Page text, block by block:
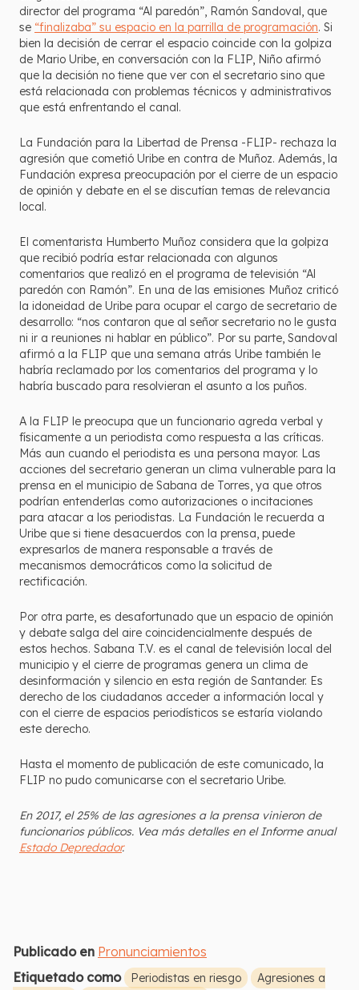
director del programa “Al paredón”, Ramón Sandoval, que
se “finalizaba” su espacio en la parrilla de programación. Si
bien la decisión de cerrar el espacio coincide con la golpiza
de Mario Uribe, en conversación con la FLIP, Niño afirmó
que la decisión no tiene que ver con el secretario sino que
está relacionada con problemas técnicos y administrativos
que está enfrentando el canal.
La Fundación para la Libertad de Prensa -FLIP- rechaza la
agresión que cometió Uribe en contra de Muñoz. Además, la
Fundación expresa preocupación por el cierre de un espacio
de opinión y debate en el se discutían temas de relevancia
local.
El comentarista Humberto Muñoz considera que la golpiza
que recibió podría estar relacionada con algunos
comentarios que realizó en el programa de televisión “Al
paredón con Ramón”. En una de las emisiones Muñoz criticó
la idoneidad de Uribe para ocupar el cargo de secretario de
desarrollo: “nos contaron que al señor secretario no le gusta
ni ir a reuniones ni hablar en público”. Por su parte, Sandoval
afirmó a la FLIP que una semana atrás Uribe también le
habría reclamado por los comentarios del programa y lo
habría buscado para resolvieran el asunto a los puños.
A la FLIP le preocupa que un funcionario agreda verbal y
físicamente a un periodista como respuesta a las críticas.
Más aun cuando el periodista es una persona mayor. Las
acciones del secretario generan un clima vulnerable para la
prensa en el municipio de Sabana de Torres, ya que otros
podrían entenderlas como autorizaciones o incitaciones
para atacar a los periodistas. La Fundación le recuerda a
Uribe que si tiene desacuerdos con la prensa, puede
expresarlos de manera responsable a través de
mecanismos democráticos como la solicitud de
rectificación.
Por otra parte, es desafortunado que un espacio de opinión
y debate salga del aire coincidencialmente después de
estos hechos. Sabana T.V. es el canal de televisión local del
municipio y el cierre de programas genera un clima de
desinformación y silencio en esta región de Santander. Es
derecho de los ciudadanos acceder a información local y
con el cierre de espacios periodísticos se estaría violando
este derecho.
Hasta el momento de publicación de este comunicado, la
FLIP no pudo comunicarse con el secretario Uribe.
En 2017, el 25% de las agresiones a la prensa vinieron de
funcionarios públicos. Vea más detalles en el Informe anual
Estado Depredador.
Publicado en Pronunciamientos
Etiquetado como
Periodistas en riesgo
Agresiones a